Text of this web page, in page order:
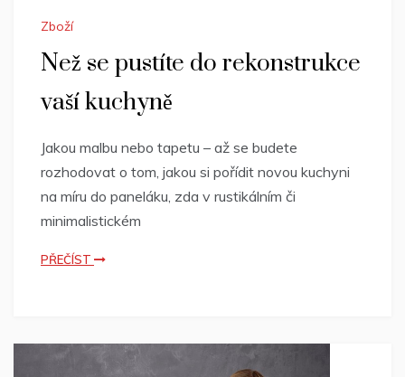
Zboží
Než se pustíte do rekonstrukce
vaší kuchyně
Jakou malbu nebo tapetu – až se budete
rozhodovat o tom, jakou si pořídit novou kuchyni
na míru do paneláku, zda v rustikálním či
minimalistickém
PŘEČÍST